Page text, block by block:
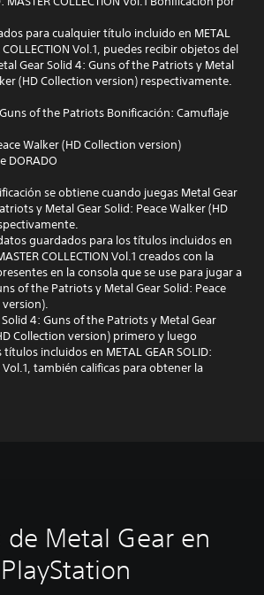
para cualquier título incluido en METAL
COLLECTION Vol.1, puedes recibir objetos del
Gear Solid 4: Guns of the Patriots y Metal
(HD Collection version) respectivamente.
of the Patriots Bonificación: Camuflaje
Walker (HD Collection version)
DORADO
se obtiene cuando juegas Metal Gear
y Metal Gear Solid: Peace Walker (HD
guardados para los títulos incluidos en
COLLECTION Vol.1 creados con la
en la consola que se use para jugar a
of the Patriots y Metal Gear Solid: Peace
version).
4: Guns of the Patriots y Metal Gear
Collection version) primero y luego
incluidos en METAL GEAR SOLID:
Vol.1, también calificas para obtener la
de Metal Gear en
PlayStation